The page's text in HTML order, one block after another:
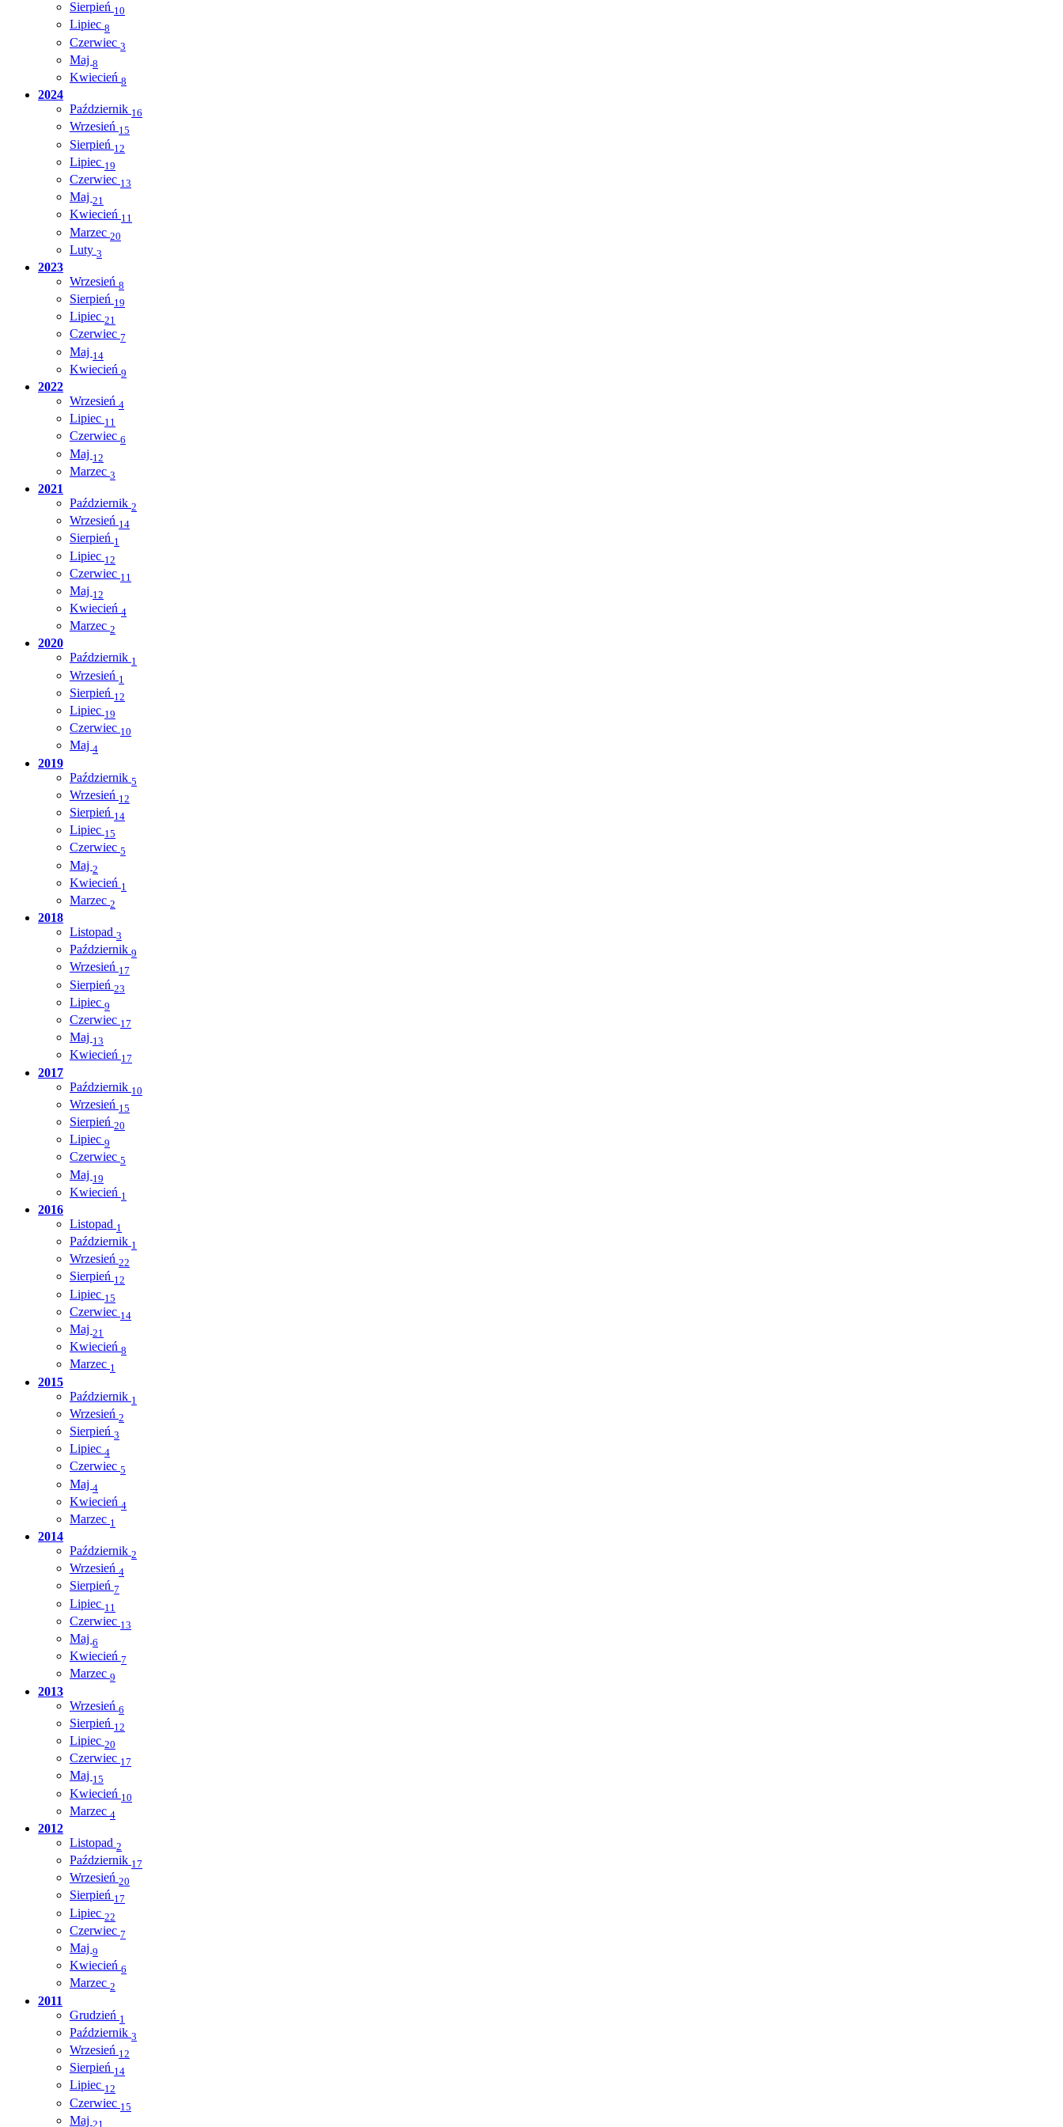
Sierpień 10
Lipiec 8
Czerwiec 3
Maj 8
Kwiecień 8
2024
Październik 16
Wrzesień 15
Sierpień 12
Lipiec 19
Czerwiec 13
Maj 21
Kwiecień 11
Marzec 20
Luty 3
2023
Wrzesień 8
Sierpień 19
Lipiec 21
Czerwiec 7
Maj 14
Kwiecień 9
2022
Wrzesień 4
Lipiec 11
Czerwiec 6
Maj 12
Marzec 3
2021
Październik 2
Wrzesień 14
Sierpień 1
Lipiec 12
Czerwiec 11
Maj 12
Kwiecień 4
Marzec 2
2020
Październik 1
Wrzesień 1
Sierpień 12
Lipiec 19
Czerwiec 10
Maj 4
2019
Październik 5
Wrzesień 12
Sierpień 14
Lipiec 15
Czerwiec 5
Maj 2
Kwiecień 1
Marzec 2
2018
Listopad 3
Październik 9
Wrzesień 17
Sierpień 23
Lipiec 9
Czerwiec 17
Maj 13
Kwiecień 17
2017
Październik 10
Wrzesień 15
Sierpień 20
Lipiec 9
Czerwiec 5
Maj 19
Kwiecień 1
2016
Listopad 1
Październik 1
Wrzesień 22
Sierpień 12
Lipiec 15
Czerwiec 14
Maj 21
Kwiecień 8
Marzec 1
2015
Październik 1
Wrzesień 2
Sierpień 3
Lipiec 4
Czerwiec 5
Maj 4
Kwiecień 4
Marzec 1
2014
Październik 2
Wrzesień 4
Sierpień 7
Lipiec 11
Czerwiec 13
Maj 6
Kwiecień 7
Marzec 9
2013
Wrzesień 6
Sierpień 12
Lipiec 20
Czerwiec 17
Maj 15
Kwiecień 10
Marzec 4
2012
Listopad 2
Październik 17
Wrzesień 20
Sierpień 17
Lipiec 22
Czerwiec 7
Maj 9
Kwiecień 6
Marzec 2
2011
Grudzień 1
Październik 3
Wrzesień 12
Sierpień 14
Lipiec 12
Czerwiec 15
Maj 21